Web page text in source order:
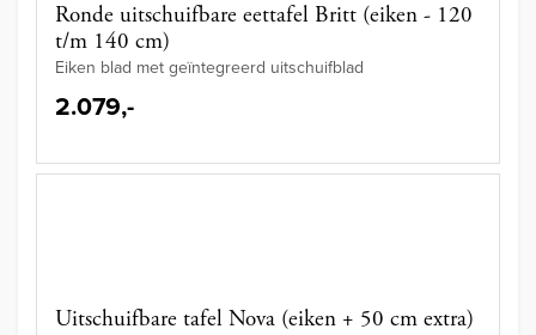
Ronde uitschuifbare eettafel Britt (eiken - 120
t/m 140 cm)
Eiken blad met geïntegreerd uitschuifblad
2.079,-
Uitschuifbare tafel Nova (eiken + 50 cm extra)